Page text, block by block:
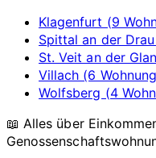
Klagenfurt (9
Spittal an der
St. Veit an der
Villach (6
Wolfsberg (4
📖 Alles über